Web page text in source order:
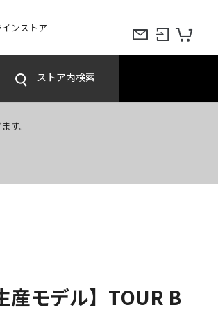
ンストア
ストア内検索
す。
産モデル】TOUR B